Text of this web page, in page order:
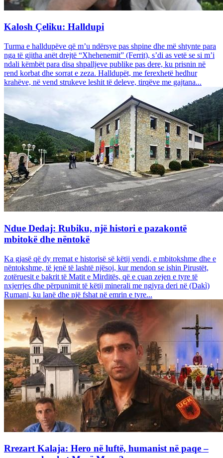
Kalosh Çeliku: Halldupi
Turma e halldupëve që m’u ndërsye pas shpine dhe më shtynte para
nga të gjitha anët drejtë “Xhehenemit” (Ferrit), s’di as vetë se si m’i
ndali këmbët para disa shpalljeve publike pas dere, ku prisnin në
rend korbat dhe sorrat e zeza. Halldupët, me ferexhetë hedhur
krahëve, në vend strukeve leshit të deleve, tirqëve me gajtana...
Ndue Dedaj: Rubiku, një histori e pazakontë
mbitokë dhe nëntokë
Ka gjasë që dy rremat e historisë së këtij vendi, e mbitokshme dhe e
nëntokshme, të jenë të lashtë njësoj, kur mendon se ishin Pirustët,
zotëruesit e bakrit të Matit e Mirditës, që e çuan zejen e tyre të
nxjerrjes dhe përpunimit të këtij minerali me ngjyra deri në (Dakì)
Rumani, ku lanë dhe një fshat në emrin e tyre...
Rrezart Kalaja: Hero në luftë, humanist në paqe –